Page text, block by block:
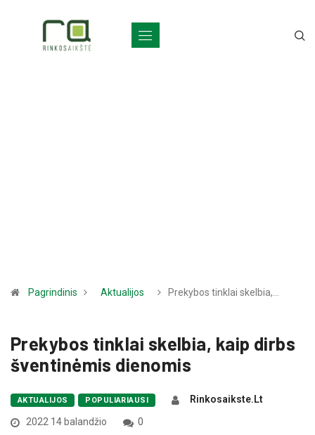
Pagrindinis Aktualijos Prekybos tinklai skelbia,…
Prekybos tinklai skelbia, kaip dirbs
šventinėmis dienomis
AKTUALIJOS POPULIARIAUSI
Rinkosaikste.lt
2022 14 balandžio
0